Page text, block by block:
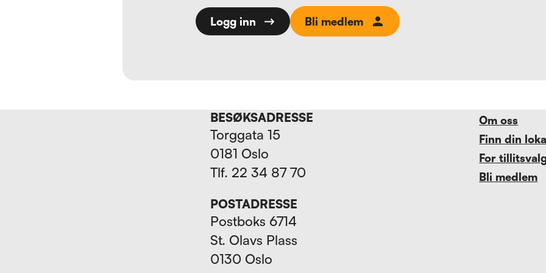
Logg inn Bli medlem
BESØKSADRESSE
Torggata 15
0181 Oslo
Tlf. 22 34 87 70
POSTADRESSE
Postboks 6714
St. Olavs Plass
0130 Oslo
Om oss
Finn din
For
Bli medlem